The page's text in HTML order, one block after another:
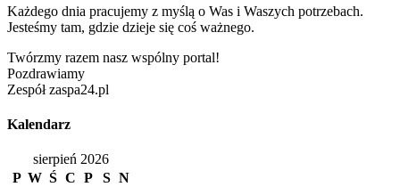
Każdego dnia pracujemy z myślą o Was i Waszych potrzebach.
Jesteśmy tam, gdzie dzieje się coś ważnego.
Twórzmy razem nasz wspólny portal!
Pozdrawiamy
Zespół zaspa24.pl
Kalendarz
sierpień 2026
P W Ś C P S N